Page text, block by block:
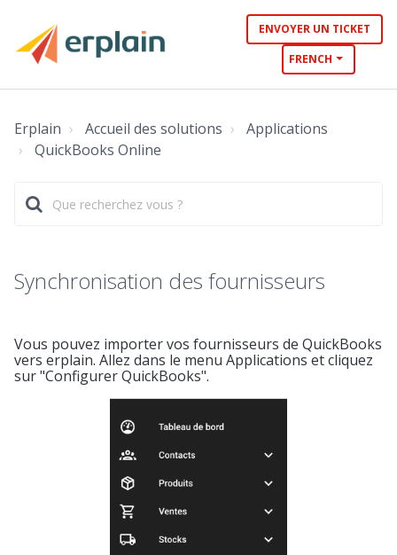
ENVOYER UN TICKET
FRENCH
Erplain Accueil des solutions
Applications
QuickBooks Online
Synchronisation des fournisseurs
Vous pouvez importer vos fournisseurs de QuickBooks
vers erplain. Allez dans le menu Applications et cliquez
sur "Configurer QuickBooks".